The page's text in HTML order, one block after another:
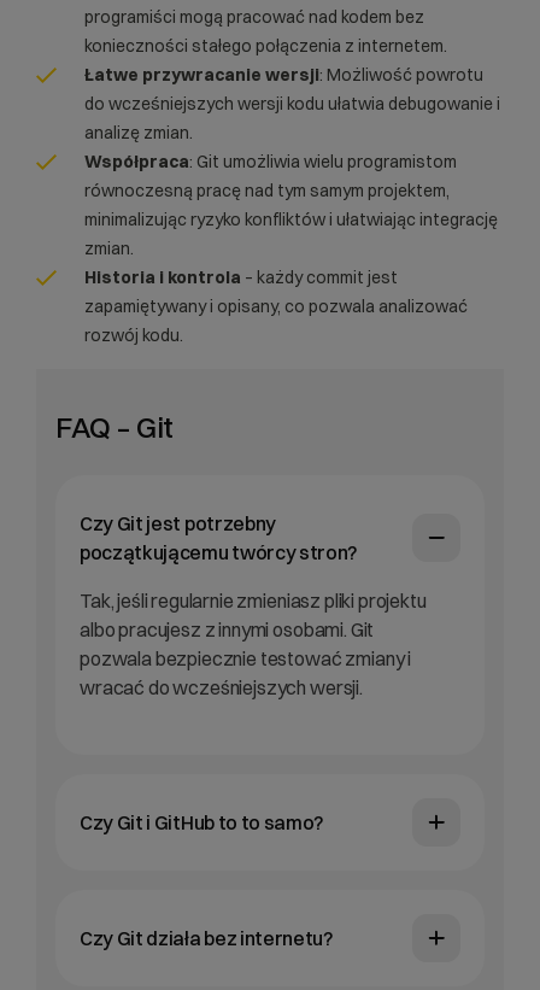
programiści mogą pracować nad kodem bez
konieczności stałego połączenia z internetem.​
Łatwe przywracanie wersji: Możliwość powrotu
do wcześniejszych wersji kodu ułatwia debugowanie i
analizę zmian.​
Współpraca: Git umożliwia wielu programistom
równoczesną pracę nad tym samym projektem,
minimalizując ryzyko konfliktów i ułatwiając integrację
zmian.
Historia i kontrola – każdy commit jest
zapamiętywany i opisany, co pozwala analizować
rozwój kodu.
FAQ – Git
Czy Git jest potrzebny
początkującemu twórcy stron?
Tak, jeśli regularnie zmieniasz pliki projektu
albo pracujesz z innymi osobami. Git
pozwala bezpiecznie testować zmiany i
wracać do wcześniejszych wersji.
Czy Git i GitHub to to samo?
Czy Git działa bez internetu?